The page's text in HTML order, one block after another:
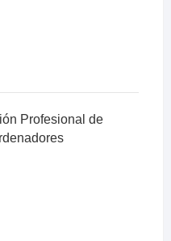
Profesional de